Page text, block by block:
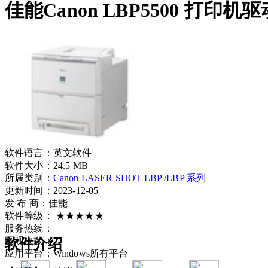
佳能Canon LBP5500 打印机驱
软件语言： 英文软件
软件大小： 24.5 MB
所属类别： Canon LASER SHOT LBP /LBP 系列
更新时间：2023-12-05
发 布 商： 佳能
软件等级： ★★★★★
服务热线：
围观次数：
应用平台： Windows所有平台
软件介绍